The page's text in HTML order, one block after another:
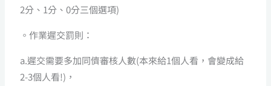
2分、1分、0分三個選項)
。作業遲交罰則：
a.遲交需要多加同儕審核人數(本來給1個人看，會變成給
2-3個人看!)，